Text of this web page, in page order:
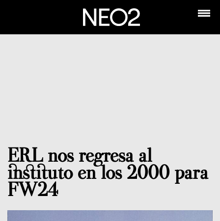
ERL nos regresa al
instituto en los 2000 para
FW24